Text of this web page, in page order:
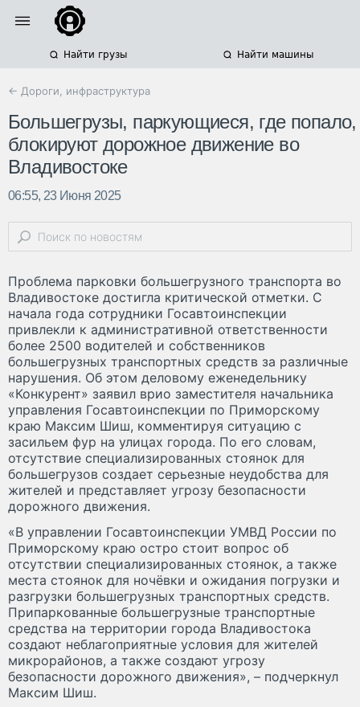
Найти грузы Найти машины
← Дороги, инфраструктура
Большегрузы, паркующиеся, где попало,
блокируют дорожное движение во
Владивостоке
06:55, 23 Июня 2025
Проблема парковки большегрузного транспорта во
Владивостоке достигла критической отметки. С
начала года сотрудники Госавтоинспекции
привлекли к административной ответственности
более 2500 водителей и собственников
большегрузных транспортных средств за различные
нарушения. Об этом деловому еженедельнику
«Конкурент» заявил врио заместителя начальника
управления Госавтоинспекции по Приморскому
краю Максим Шиш, комментируя ситуацию с
засильем фур на улицах города. По его словам,
отсутствие специализированных стоянок для
большегрузов создает серьезные неудобства для
жителей и представляет угрозу безопасности
дорожного движения.
«В управлении Госавтоинспекции УМВД России по
Приморскому краю остро стоит вопрос об
отсутствии специализированных стоянок, а также
места стоянок для ночёвки и ожидания погрузки и
разгрузки большегрузных транспортных средств.
Припаркованные большегрузные транспортные
средства на территории города Владивостока
создают неблагоприятные условия для жителей
микрорайонов, а также создают угрозу
безопасности дорожного движения», – подчеркнул
Максим Шиш.